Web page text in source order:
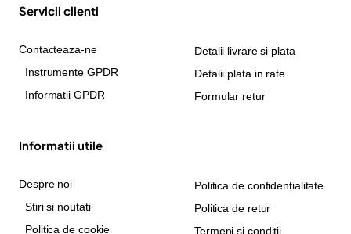
Servicii clienti
Contacteaza-ne
Instrumente GPDR
Informatii GPDR
Detalii livrare si plata
Detalii plata in rate
Formular retur
Informatii utile
Despre noi
Stiri si noutati
Politica de cookie
Politica de confidențialitate
Politica de retur
Termeni si conditii